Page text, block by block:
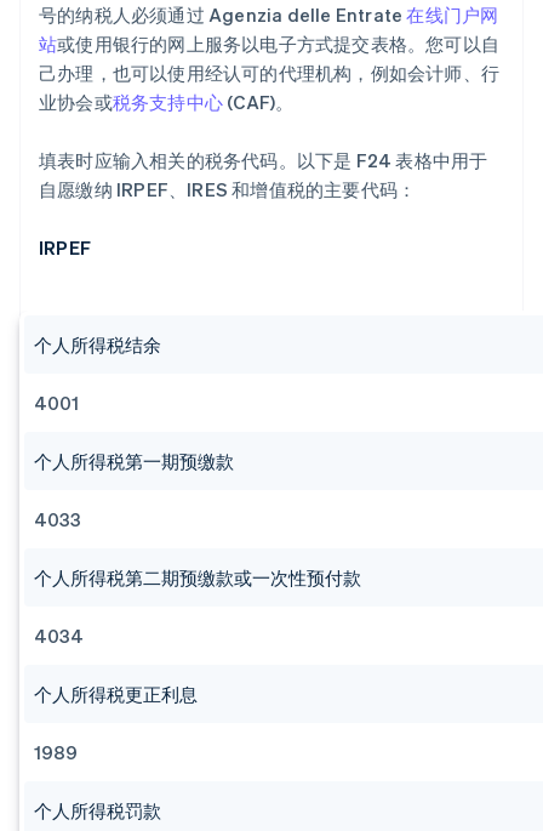
号的纳税人必须通过 Agenzia delle Entrate在线门户网
站或使用银行的网上服务以电子方式提交表格。您可以自
己办理，也可以使用经认可的代理机构，例如会计师、行
业协会或税务支持中心 (CAF)。
填表时应输入相关的税务代码。以下是 F24 表格中用于
自愿缴纳 IRPEF、IRES 和增值税的主要代码：
IRPEF
个人所得税结余
4001
个人所得税第一期预缴款
4033
个人所得税第二期预缴款或一次性预付款
4034
个人所得税更正利息
1989
个人所得税罚款